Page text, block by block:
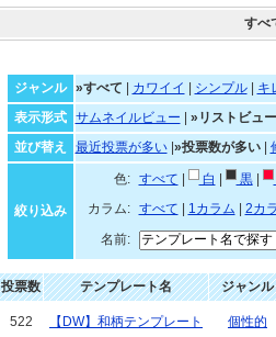
すべ
ジャンル
»すべて カワイイ シンプル| キ
表示形式
サムネイルビュー
»リストビュー
並び替え
最近投票が多い| »投票数が多い|
絞り込み
色: すべて 白 黒|
カラム:
すべて 1カラム 2カ
名前:
投票数 テンプレート名 ジャンル
522 【DW】和柄テンプレート 個性的